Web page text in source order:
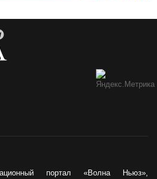
портал «Волна Ньюз»,